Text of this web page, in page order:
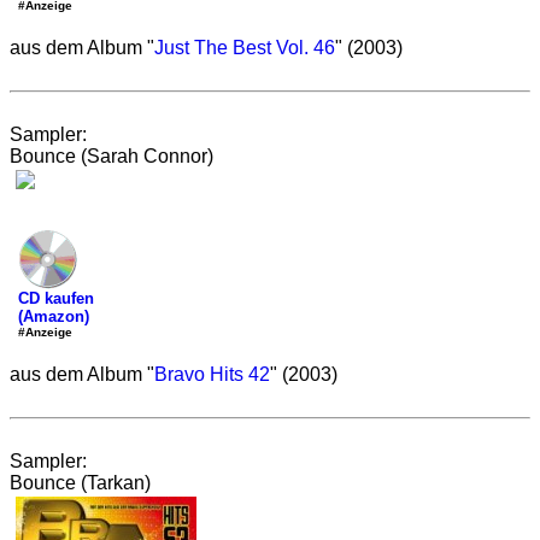
#Anzeige
aus dem Album "Just The Best Vol. 46" (2003)
Sampler:
Bounce (Sarah Connor)
CD kaufen
(Amazon)
#Anzeige
aus dem Album "Bravo Hits 42" (2003)
Sampler:
Bounce (Tarkan)